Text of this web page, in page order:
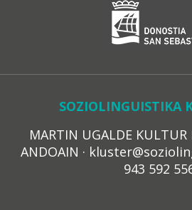
SOZIOLINGUISTIKA
MARTIN UGALDE KULTUR
ANDOAIN ·
943 592